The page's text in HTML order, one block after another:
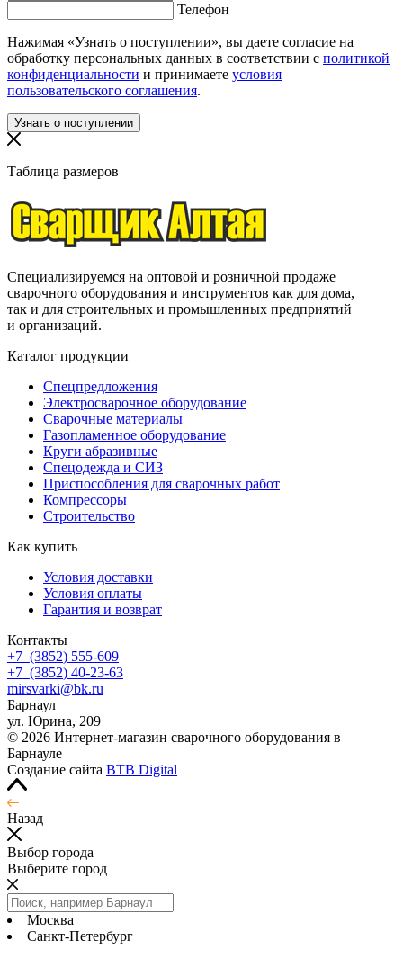
Телефон
Нажимая «Узнать о поступлении», вы даете согласие на
обработку персональных данных в соответствии с политикой
конфиденциальности и принимаете условия
пользовательского соглашения.
Таблица размеров
Специализируемся на оптовой и розничной продаже
сварочного оборудования и инструментов как для дома,
так и для строительных и промышленных предприятий
и организаций.
Каталог продукции
Спецпредложения
Электросварочное оборудование
Сварочные материалы
Газопламенное оборудование
Круги абразивные
Спецодежда и СИЗ
Приспособления для сварочных работ
Компрессоры
Строительство
Как купить
Условия доставки
Условия оплаты
Гарантия и возврат
Контакты
+7 (3852) 555-609
+7 (3852) 40-23-63
mirsvarki@bk.ru
Барнаул
ул. Юрина, 209
© 2026 Интернет-магазин сварочного оборудования в
Барнауле
Создание сайта BTB Digital
Назад
Выбор города
Выберите город
Москва
Санкт-Петербург